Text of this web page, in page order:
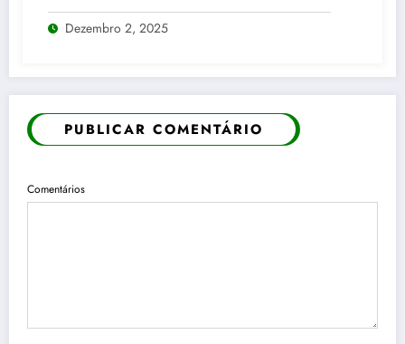
pontos enquanto dólar recua para cinco
reais e trinta e três centavos
Dezembro 2, 2025
PUBLICAR COMENTÁRIO
Comentários